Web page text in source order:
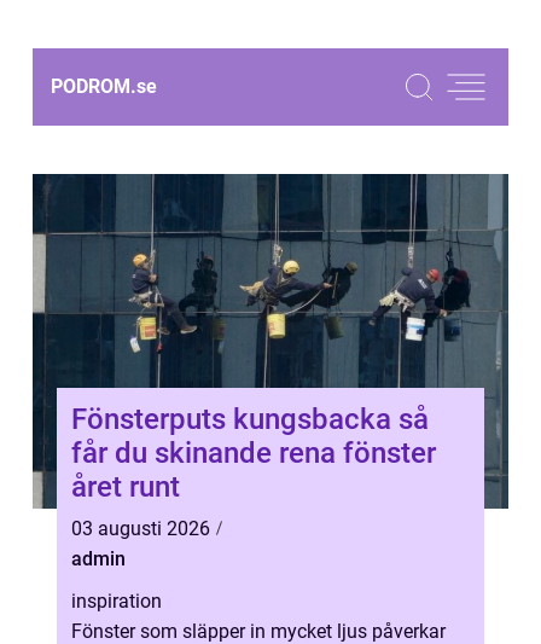
PODROM.se
Fönsterputs kungsbacka så
får du skinande rena fönster
året runt
03 augusti 2026
admin
inspiration
Fönster som släpper in mycket ljus påverkar